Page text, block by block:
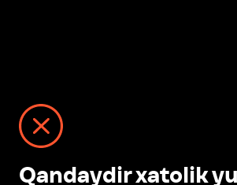
Qandaydir xatolik